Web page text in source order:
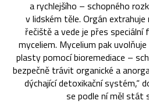
a rychlejšího – schopného
v lidském těle. Orgán
řečiště a vede je přes
myceliem. Mycelium pak
plasty pomocí bioremediace –
bezpečně trávit organické a
dýchající detoxikační systém,“
se podle ní měl stát